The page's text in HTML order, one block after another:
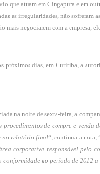
que atuam em Cingapura e em
as irregularidades, não sofreram
mais negociarem com a empresa,
próximos dias, em Curitiba, a
na noite de sexta-feira, a
procedimentos de compra e venda
no relatório final“, continua a nota, “
corporativa responsável pelo
conformidade no período de 2012 a